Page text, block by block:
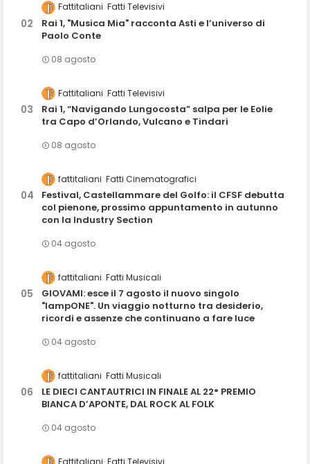
Fattitaliani Fatti Televisivi
Rai 1, "Musica Mia" racconta Asti e l’universo di
Paolo Conte
08 agosto
Fattitaliani Fatti Televisivi
Rai 1, “Navigando Lungocosta” salpa per le Eolie
tra Capo d’Orlando, Vulcano e Tindari
08 agosto
fattitaliani Fatti Cinematografici
Festival, Castellammare del Golfo: il CFSF debutta
col pienone, prossimo appuntamento in autunno
con la Industry Section
04 agosto
fattitaliani Fatti Musicali
GIOVAMI: esce il 7 agosto il nuovo singolo
"lampONE". Un viaggio notturno tra desiderio,
ricordi e assenze che continuano a fare luce
04 agosto
fattitaliani Fatti Musicali
LE DIECI CANTAUTRICI IN FINALE AL 22° PREMIO
BIANCA D’APONTE, DAL ROCK AL FOLK
04 agosto